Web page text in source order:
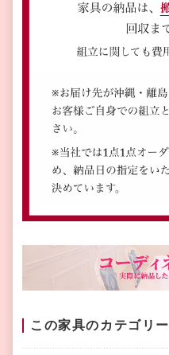
この家具のカテゴリー